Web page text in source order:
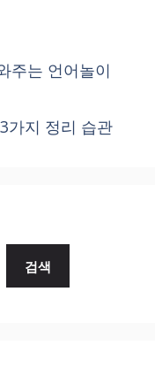
주는 언어놀이
가지 정리 습관
검색